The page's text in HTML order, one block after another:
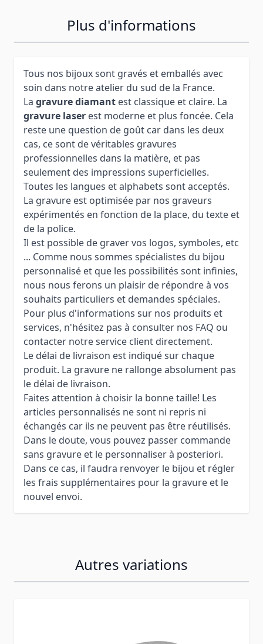
Plus d'informations
Tous nos bijoux sont gravés et emballés avec
soin dans notre atelier du sud de la France.
La gravure diamant est classique et claire. La
gravure laser est moderne et plus foncée. Cela
reste une question de goût car dans les deux
cas, ce sont de véritables gravures
professionnelles dans la matière, et pas
seulement des impressions superficielles.
Toutes les langues et alphabets sont acceptés.
La gravure est optimisée par nos graveurs
expérimentés en fonction de la place, du texte et
de la police.
Il est possible de graver vos logos, symboles, etc
... Comme nous sommes spécialistes du bijou
personnalisé et que les possibilités sont infinies,
nous nous ferons un plaisir de répondre à vos
souhaits particuliers et demandes spéciales.
Pour plus d'informations sur nos produits et
services, n'hésitez pas à consulter nos FAQ ou
contacter notre service client directement.
Le délai de livraison est indiqué sur chaque
produit. La gravure ne rallonge absolument pas
le délai de livraison.
Faites attention à choisir la bonne taille! Les
articles personnalisés ne sont ni repris ni
échangés car ils ne peuvent pas être réutilisés.
Dans le doute, vous pouvez passer commande
sans gravure et le personnaliser à posteriori.
Dans ce cas, il faudra renvoyer le bijou et régler
les frais supplémentaires pour la gravure et le
nouvel envoi.
Autres variations